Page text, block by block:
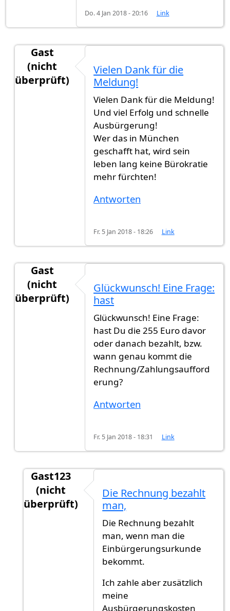
Do. 4 Jan 2018 - 20:16 Link
Gast
(nicht
überprüft)
Vielen Dank für die
Meldung!
Vielen Dank für die Meldung!
Und viel Erfolg und schnelle
Ausbürgerung!
Wer das in München
geschafft hat, wird sein
leben lang keine Bürokratie
mehr fürchten!
Antworten
Fr. 5 Jan 2018 - 18:26 Link
Gast
(nicht
überprüft)
Heute habe ich die von gast123
Glückwunsch! Eine Frage:
hast
Glückwunsch! Eine Frage:
hast Du die 255 Euro davor
oder danach bezahlt, bzw.
wann genau kommt die
Rechnung/Zahlungsaufford
erung?
Antworten
Fr. 5 Jan 2018 - 18:31 Link
Gast123
(nicht
überprüft)
Glückwunsch! Eine Frage: hast
Die Rechnung bezahlt
man,
Die Rechnung bezahlt
man, wenn man die
Einbürgerungsurkunde
bekommt.
Ich zahle aber zusätzlich
meine
Ausbürgerungskosten